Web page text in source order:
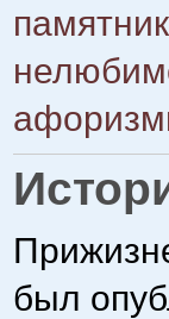
памятник
был